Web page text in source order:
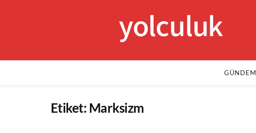
yolculuk
GÜNDEM
Etiket:Marksizm